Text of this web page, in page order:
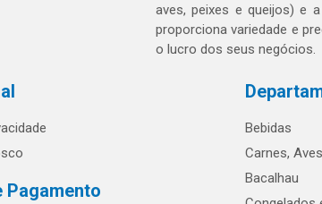
aves, peixes e queijos) e
proporciona variedade e
o lucro dos seus negócios.
Pagamento
Bebidas
Carnes,
Bacalhau